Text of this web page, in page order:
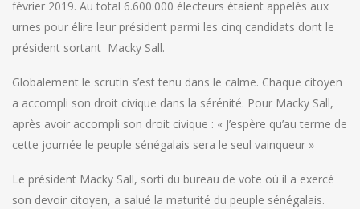
février 2019. Au total 6.600.000 électeurs étaient appelés aux
urnes pour élire leur président parmi les cinq candidats dont le
président sortant Macky Sall.
Globalement le scrutin s’est tenu dans le calme. Chaque citoyen
a accompli son droit civique dans la sérénité. Pour Macky Sall,
après avoir accompli son droit civique : « J’espère qu’au terme de
cette journée le peuple sénégalais sera le seul vainqueur »
Le président Macky Sall, sorti du bureau de vote où il a exercé
son devoir citoyen, a salué la maturité du peuple sénégalais.